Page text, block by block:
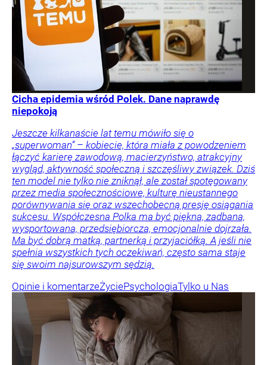
Cicha epidemia wśród Polek. Dane naprawdę
niepokoją
Jeszcze kilkanaście lat temu mówiło się o
„superwoman” – kobiecie, która miała z powodzeniem
łączyć karierę zawodową, macierzyństwo, atrakcyjny
wygląd, aktywność społeczną i szczęśliwy związek. Dziś
ten model nie tylko nie zniknął, ale został spotęgowany
przez media społecznościowe, kulturę nieustannego
porównywania się oraz wszechobecną presję osiągania
sukcesu. Współczesna Polka ma być piękna, zadbana,
wysportowana, przedsiębiorcza, emocjonalnie dojrzała.
Ma być dobrą matką, partnerką i przyjaciółką. A jeśli nie
spełnia wszystkich tych oczekiwań, często sama staje
się swoim najsurowszym sędzią.
Opinie i komentarzeŻyciePsychologiaTylko u Nas